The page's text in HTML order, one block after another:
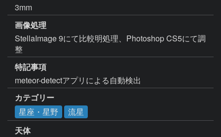
3mm
画像処理
StellaImage 9にて比較明処理、Photoshop CS5にて調
整
特記事項
meteor-detectアプリによる自動検出
カテゴリー
星座・星野
流星
天体